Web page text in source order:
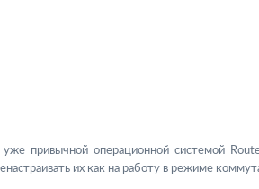
привычной операционной системой
их как на работу в режиме